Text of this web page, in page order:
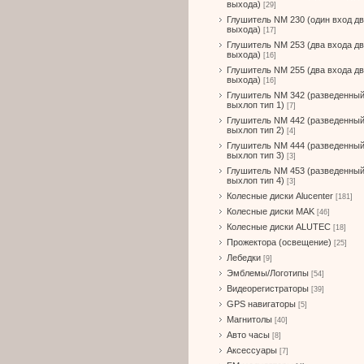
выхода) [29]
Глушитель NM 230 (один вход
выхода) [17]
Глушитель NM 253 (два входа
выхода) [16]
Глушитель NM 255 (два входа
выхода) [16]
Глушитель NM 342 (разведенный
выхлоп тип 1) [7]
Глушитель NM 442 (разведенный
выхлоп тип 2) [4]
Глушитель NM 444 (разведенный
выхлоп тип 3) [3]
Глушитель NM 453 (разведенный
выхлоп тип 4) [3]
Колесные диски Alucenter [181]
Колесные диски MAK [46]
Колесные диски ALUTEC [18]
Прожектора (освещение) [25]
Лебедки [9]
Эмблемы/Логотипы [54]
Видеорегистраторы [39]
GPS навигаторы [5]
Магнитолы [40]
Авто часы [8]
Аксессуары [7]